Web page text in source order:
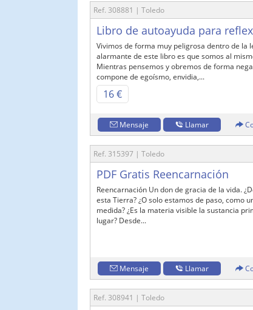
Ref. 308881 | Toledo
Libro de autoayuda para
Vivimos de forma muy peligrosa dentro de la
alarmante de este libro es que somos al
Mientras pensemos y obremos de forma
compone de egoísmo, envidia,...
16 €
Mensaje Llamar
Ref. 315397 | Toledo
PDF Gratis Reencarnación
Reencarnación Un don de gracia de la vida.
esta Tierra? ¿O solo estamos de paso, como
medida? ¿Es la materia visible la sustancia
lugar? Desde...
Mensaje Llamar
Ref. 308941 | Toledo